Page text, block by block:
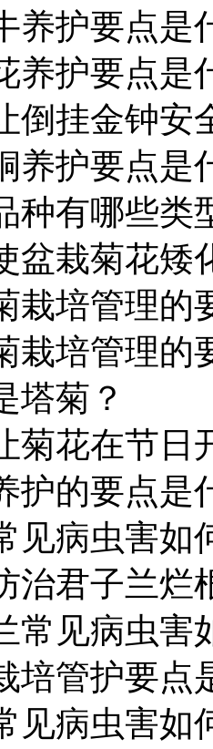
养护要点是
养护要点是
倒挂金钟安
养护要点是
种有哪些类
盆栽菊花矮
栽培管理的
栽培管理的
塔菊？
菊花在节日
护的要点是
见病虫害如
治君子兰烂
常见病虫害
培管护要点
见病虫害如